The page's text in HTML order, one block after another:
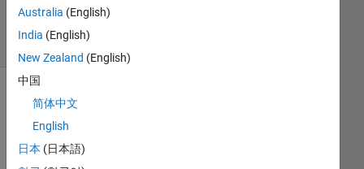
6
Visualizzazioni
(30 giorni)
Australia (English)
India (English)
New Zealand (English)
中国
简体中文
English
日本 (日本語)